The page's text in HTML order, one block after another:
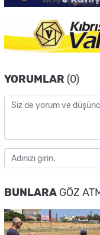
YORUMLAR (0)
BUNLARA GÖZ